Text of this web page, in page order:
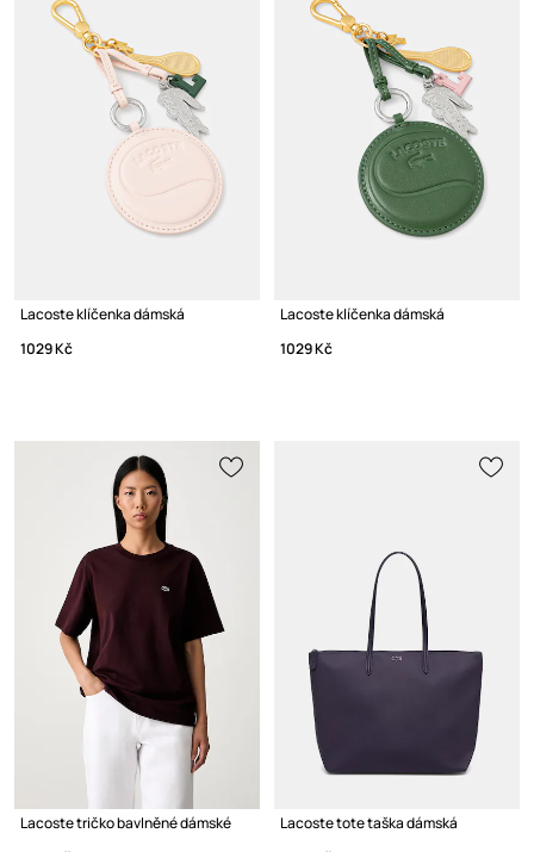
Lacoste klíčenka dámská
1029 Kč
Lacoste klíčenka dámská
1029 Kč
Lacoste tričko bavlněné dámské
Lacoste tote taška dámská